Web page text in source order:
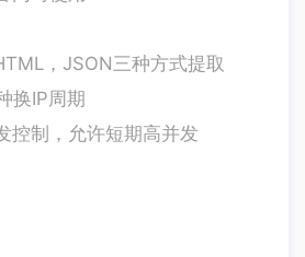
，JSON三种方式提取
换IP周期
控制，允许短期高并发